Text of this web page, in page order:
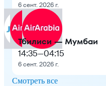
6 сент. 2026 г.
Тбилиси — Мумбаи
14:35—04:15
6 сент. 2026 г.
Смотреть все